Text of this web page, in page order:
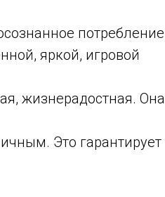
потребление
яркой, игровой
жизнерадостная. Она
Это гарантирует